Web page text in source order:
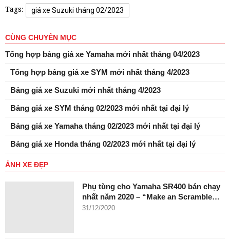
Tags: giá xe Suzuki tháng 02/2023
CÙNG CHUYÊN MỤC
Tổng hợp bảng giá xe Yamaha mới nhất tháng 04/2023
Tổng hợp bảng giá xe SYM mới nhất tháng 4/2023
Bảng giá xe Suzuki mới nhất tháng 4/2023
Bảng giá xe SYM tháng 02/2023 mới nhất tại đại lý
Bảng giá xe Yamaha tháng 02/2023 mới nhất tại đại lý
Bảng giá xe Honda tháng 02/2023 mới nhất tại đại lý
ẢNH XE ĐẸP
Phụ tùng cho Yamaha SR400 bán chạy
nhất năm 2020 – “Make an Scramble…
31/12/2020